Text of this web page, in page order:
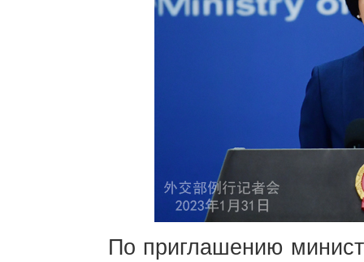
По приглашению